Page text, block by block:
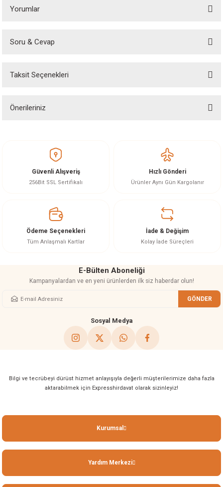
Yorumlar
Soru & Cevap
Ürün hakkında henüz soru sorulmamış.
Taksit Seçenekleri
Önerileriniz
Görüş ve önerileriniz için teşekkür ederiz.
Ürün resmi kalitesiz, bozuk veya görüntülenemiyor.
Ürün bilgilerinde hatalar bulunuyor.
Bu ürüne benzer farklı alternatifler olmalı.
Güvenli Alışveriş
256Bit SSL Sertifikalı
Hızlı Gönderi
Ürünler Aynı Gün Kargolanır
Ödeme Seçenekleri
Tüm Anlaşmalı Kartlar
İade & Değişim
Kolay İade Süreçleri
E-Bülten Aboneliği
Kampanyalardan ve en yeni ürünlerden ilk siz haberdar olun!
GÖNDER
Sosyal Medya
Bilgi ve tecrübeyi dürüst hizmet anlayışıyla değerli müşterilerimize daha fazla
aktarabilmek için Expresshirdavat olarak sizinleyiz!
Kurumsal
Yardım Merkezi